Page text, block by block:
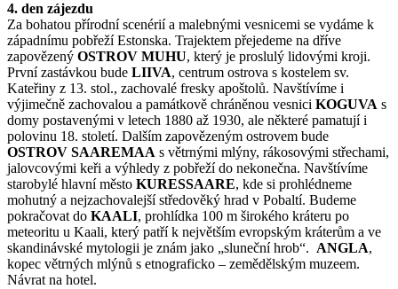
4. den zájezdu
Za bohatou přírodní scenérií a malebnými vesnicemi se vydáme k
západnímu pobřeží Estonska. Trajektem přejedeme na dříve
zapovězený OSTROV MUHU, který je proslulý lidovými kroji.
První zastávkou bude LIIVA, centrum ostrova s kostelem sv.
Kateřiny z 13. stol., zachovalé fresky apoštolů. Navštívíme i
výjimečně zachovalou a památkově chráněnou vesnici KOGUVA s
domy postavenými v letech 1880 až 1930, ale některé pamatují i
polovinu 18. století. Dalším zapovězeným ostrovem bude
OSTROV SAAREMAA s větrnými mlýny, rákosovými střechami,
jalovcovými keři a výhledy z pobřeží do nekonečna. Navštívíme
starobylé hlavní město KURESSAARE, kde si prohlédneme
mohutný a nejzachovalejší středověký hrad v Pobaltí. Budeme
pokračovat do KAALI, prohlídka 100 m širokého kráteru po
meteoritu u Kaali, který patří k největším evropským kráterům a ve
skandinávské mytologii je znám jako „sluneční hrob“. ANGLA,
kopec větrných mlýnů s etnograficko – zemědělským muzeem.
Návrat na hotel.